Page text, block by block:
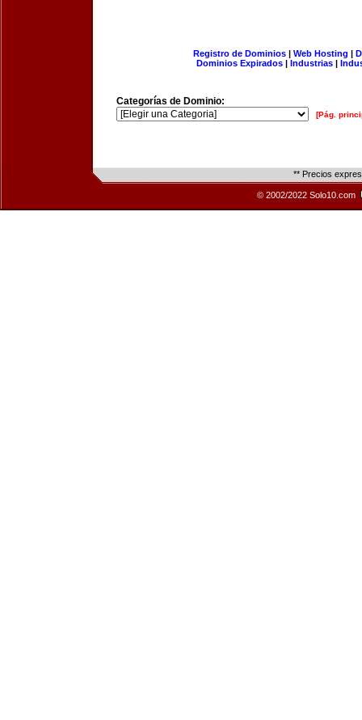
Registro de Dominios| Web Hosting |
Dominios Expirados | Industrias |
Categorías de Dominio:
[Pág.
** Precios
© 2002/2022 Solo10.com